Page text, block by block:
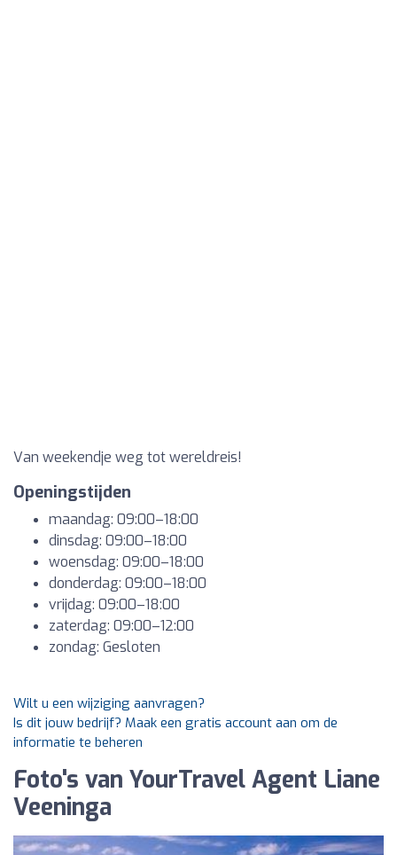
Van weekendje weg tot wereldreis!
Openingstijden
maandag: 09:00–18:00
dinsdag: 09:00–18:00
woensdag: 09:00–18:00
donderdag: 09:00–18:00
vrijdag: 09:00–18:00
zaterdag: 09:00–12:00
zondag: Gesloten
Wilt u een wijziging aanvragen?
Is dit jouw bedrijf? Maak een gratis account aan om de
informatie te beheren
Foto's van YourTravel Agent Liane
Veeninga